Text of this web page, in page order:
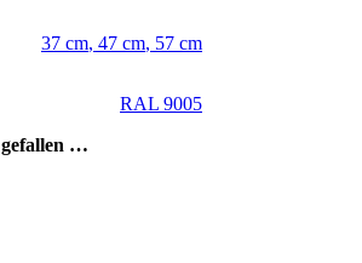
37 cm, 47 cm, 57 cm
RAL 9005
…